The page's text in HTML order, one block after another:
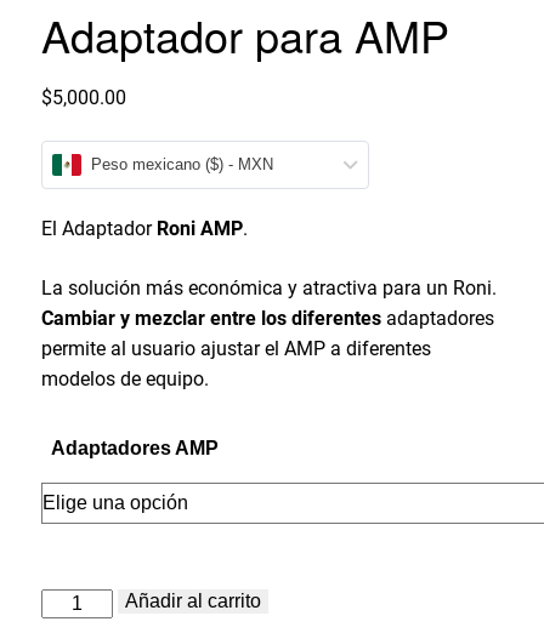
Adaptador para AMP
$5,000.00
Peso mexicano ($) - MXN
El Adaptador Roni AMP.
La solución más económica y atractiva para un Roni.
Cambiar y mezclar entre los diferentes adaptadores
permite al usuario ajustar el AMP a diferentes
modelos de equipo.
Adaptadores AMP
Adaptador
para
Añadir al carrito